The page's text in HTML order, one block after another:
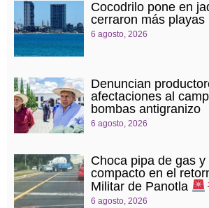
Cocodrilo pone en
cerraron más playas
6 agosto, 2026
Denuncian
afectaciones al
bombas antigranizo
6 agosto, 2026
Choca pipa de gas
compacto en el
Militar de Panotla
6 agosto, 2026